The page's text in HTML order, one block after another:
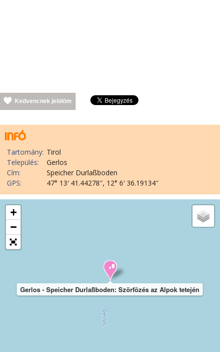
Kedvencnek jelölöm
Tartomány: Tirol
Település:
Gerlos
Cím:
Speicher Durlaßboden
GPS:
47° 13′ 41.44278″, 12° 6′ 36.19134″
Gerlos - Speicher Durlaßboden: Szörfözés az Alpok tetején
+
−